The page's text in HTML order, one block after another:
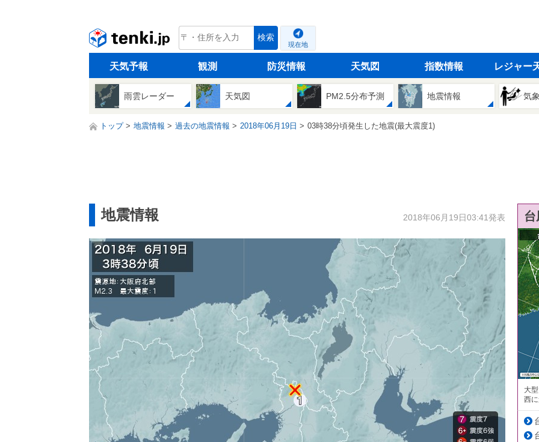
tenki.jp 検索
現在地
天気予報 観測 防災情報 天気図 指数情報 レジャー
雨雲レーダー 天気図 PM2.5分布予測 地震情報 気
トップ 地震情報 過去の地震情報 2018年06月19日 03時38分頃発生した地震(最大震度1)
地震情報 2018年06月19日03:41発表
大
西